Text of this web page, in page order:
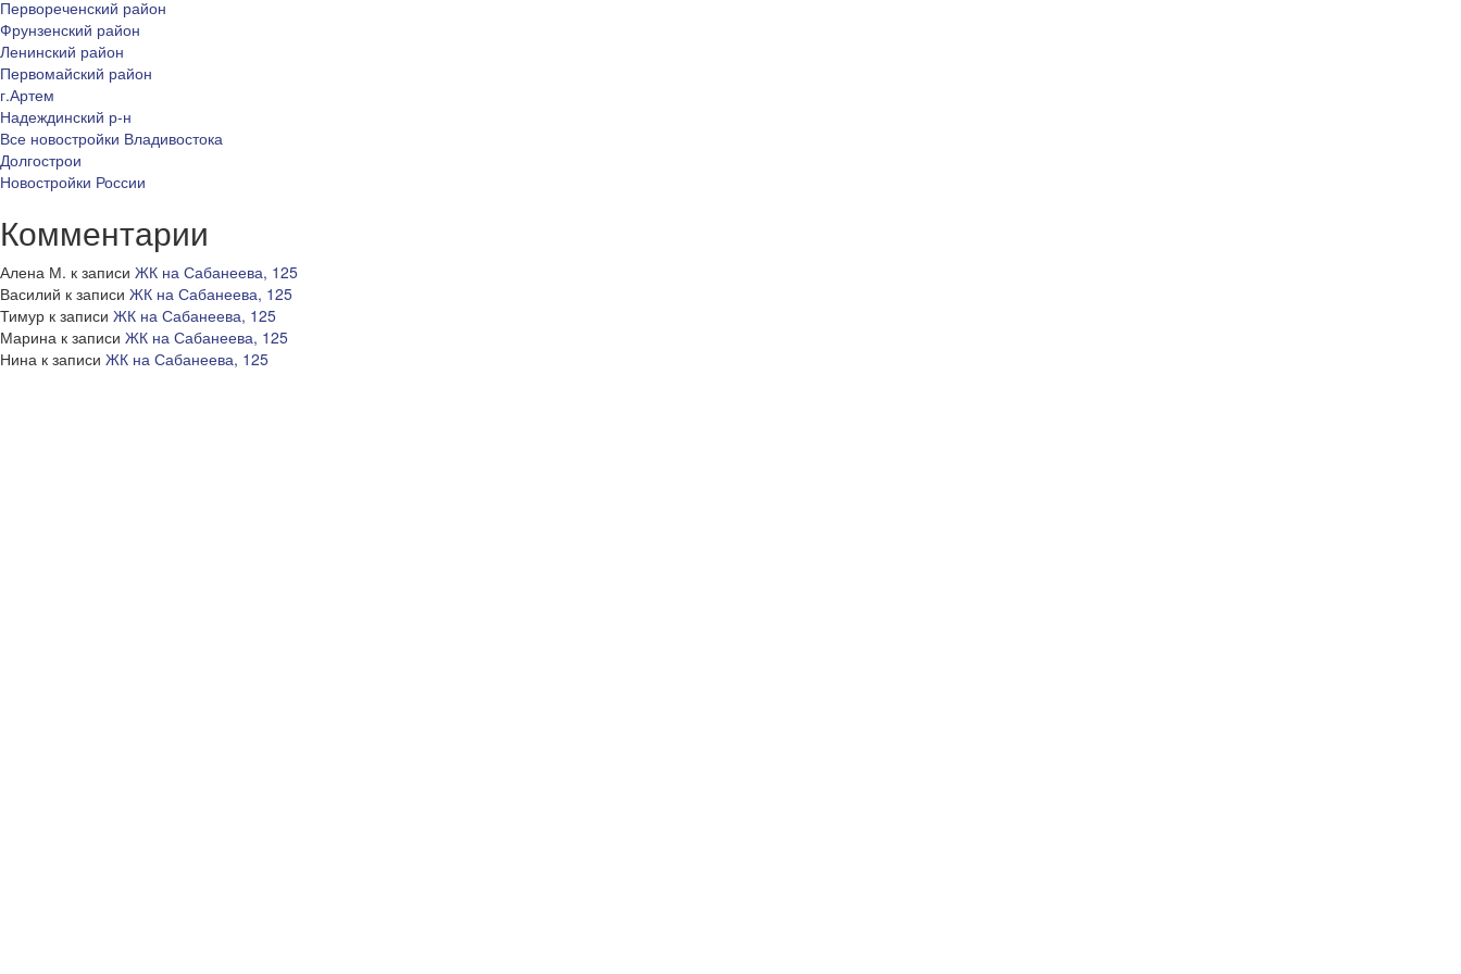
Первореченский район
Фрунзенский район
Ленинский район
Первомайский район
г.Артем
Надеждинский р-н
Все новостройки Владивостока
Долгострои
Новостройки России
Комментарии
Алена М. к записи ЖК на Сабанеева, 125
Василий к записи ЖК на Сабанеева, 125
Тимур к записи ЖК на Сабанеева, 125
Марина к записи ЖК на Сабанеева, 125
Нина к записи ЖК на Сабанеева, 125